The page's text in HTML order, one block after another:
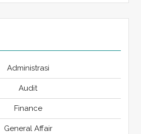
Administrasi
Audit
Finance
General Affair